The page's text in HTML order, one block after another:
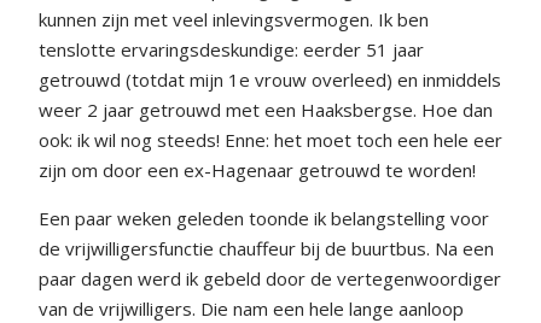
kunnen zijn met veel inlevingsvermogen. Ik ben
tenslotte ervaringsdeskundige: eerder 51 jaar
getrouwd (totdat mijn 1e vrouw overleed) en inmiddels
weer 2 jaar getrouwd met een Haaksbergse. Hoe dan
ook: ik wil nog steeds! Enne: het moet toch een hele eer
zijn om door een ex-Hagenaar getrouwd te worden!
Een paar weken geleden toonde ik belangstelling voor
de vrijwilligersfunctie chauffeur bij de buurtbus. Na een
paar dagen werd ik gebeld door de vertegenwoordiger
van de vrijwilligers. Die nam een hele lange aanloop